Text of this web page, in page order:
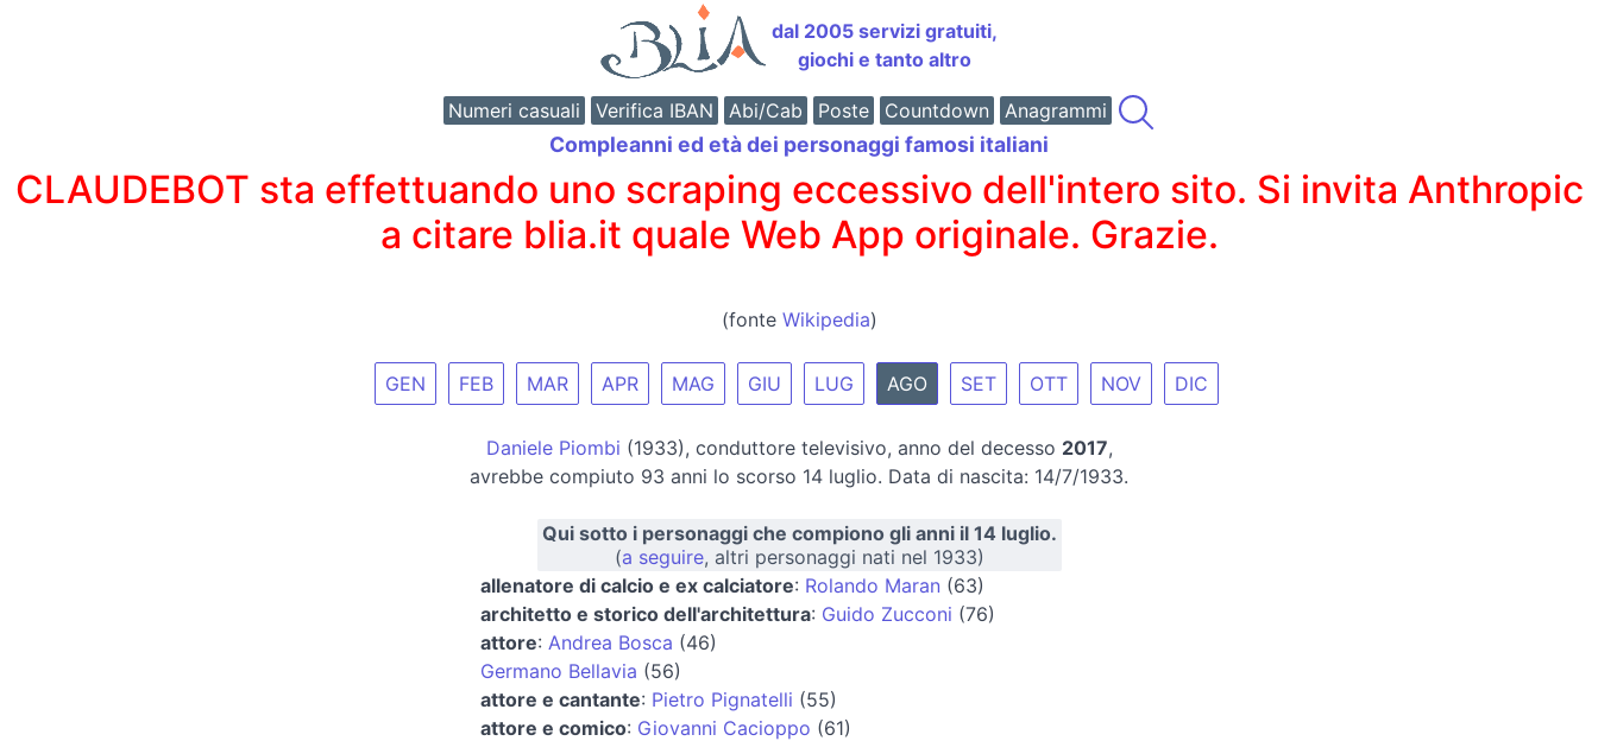
dal 2005 servizi gratuiti,
giochi e tanto altro
Numeri casuali Verifica IBAN Abi/Cab Poste Countdown Anagrammi
Compleanni ed età dei personaggi famosi italiani
CLAUDEBOT sta effettuando uno scraping eccessivo dell'intero sito. Si invita Anthropic
a citare blia.it quale Web App originale. Grazie.
(fonte Wikipedia)
GEN FEB MAR APR MAG GIU LUG AGO SET OTT NOV DIC
Daniele Piombi (1933), conduttore televisivo, anno del decesso 2017,
avrebbe compiuto 93 anni lo scorso 14 luglio. Data di nascita: 14/7/1933.
Qui sotto i personaggi che compiono gli anni il 14 luglio.
(a seguire, altri personaggi nati nel 1933)
allenatore di calcio e ex calciatore: Rolando Maran (63)
architetto e storico dell'architettura: Guido Zucconi (76)
attore: Andrea Bosca (46)
Germano Bellavia (56)
attore e cantante: Pietro Pignatelli (55)
attore e comico: Giovanni Cacioppo (61)